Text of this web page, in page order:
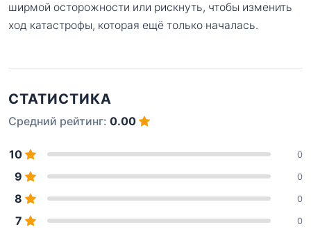
ширмой осторожности или рискнуть, чтобы изменить
ход катастрофы, которая ещё только началась.
СТАТИСТИКА
Средний рейтинг: 0.00
10 0
9 0
8 0
7 0